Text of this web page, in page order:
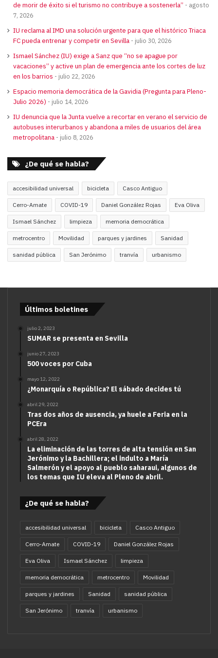
de morir de éxito si el turismo no contribuye a sostenerla”
agosto
7, 2026
IU reclama al IMD una solución urgente para que el histórico Triaca
FC pueda entrenar y competir en Sevilla
julio 30, 2026
Ismael Sánchez (IU) exige a Sanz que “no se apague por
vacaciones” y active un plan de emergencia ante los cortes de luz
en los barrios
julio 22, 2026
Espacio memoria democrática de la Gavidia (Pregunta para Pleno-
Julio 2026)
julio 14, 2026
IU denuncia que la Junta vuelve a recortar en verano el servicio de
autobuses interurbanos y abandona a miles de usuarios del área
metropolitana
julio 8, 2026
¿De qué se habla?
accesibilidad universal bicicleta Casco Antiguo
Cerro-Amate COVID-19 Daniel González Rojas Eva Oliva
Ismael Sánchez limpieza memoria democrática
metrocentro Movilidad parques y jardines Sanidad
sanidad pública San Jerónimo tranvía urbanismo
Últimos boletines
julio 2, 2023
SUMAR se presenta en Sevilla
junio 27, 2023
500 voces por Cuba
mayo 12, 2022
¿Monarquía o República? El sábado decides tú
abril 29, 2022
Tras dos años de ausencia, ya huele a Feria en la
PCEra
abril 28, 2022
La eliminación de las torres de alta tensión en San
Jerónimo y la Bachillera; el indulto a María
Salmerón y el apoyo al pueblo saharaui, algunos de
los temas que IU eleva al Pleno de abril.
¿De qué se habla?
accesibilidad universal bicicleta Casco Antiguo
Cerro-Amate COVID-19 Daniel González Rojas
Eva Oliva Ismael Sánchez limpieza
memoria democrática metrocentro Movilidad
parques y jardines Sanidad sanidad pública
San Jerónimo tranvía urbanismo